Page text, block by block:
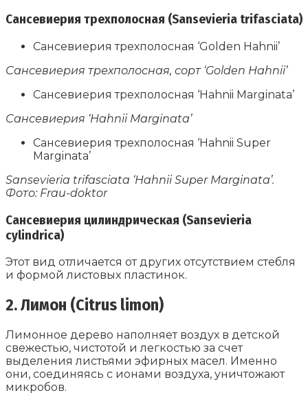
Сансевиерия трехполосная (Sansevieria trifasciata)
Сансевиерия трехполосная ‘Golden Hahnii’
Сансевиерия трехполосная, сорт ‘Golden Hahnii’
Сансевиерия трехполосная ‘Hahnii Marginata’
Сансевиерия ‘Hahnii Marginata’
Сансевиерия трехполосная ‘Hahnii Super
Marginata’
Sansevieria trifasciata ‘Hahnii Super Marginata’.
Фото: Frau-doktor
Сансевиерия цилиндрическая (Sansevieria
cylindrica)
Этот вид отличается от других отсутствием стебля
и формой листовых пластинок.
2. Лимон (Citrus limon)
Лимонное дерево наполняет воздух в детской
свежестью, чистотой и легкостью за счет
выделения листьями эфирных масел. Именно
они, соединяясь с ионами воздуха, уничтожают
микробов.